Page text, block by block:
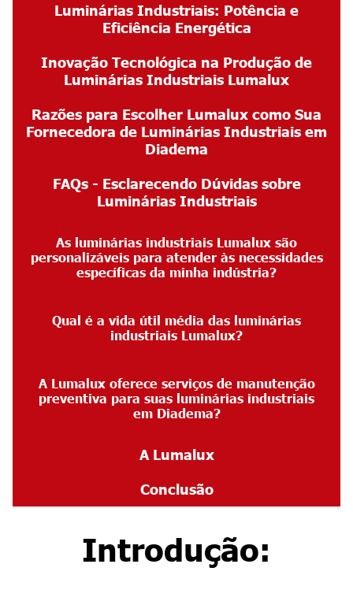
Luminárias Industriais: Potência e
Eficiência Energética
Inovação Tecnológica na Produção de
Luminárias Industriais Lumalux
Razões para Escolher Lumalux como Sua
Fornecedora de Luminárias Industriais em
Diadema
FAQs - Esclarecendo Dúvidas sobre
Luminárias Industriais
As luminárias industriais Lumalux são
personalizáveis para atender às necessidades
específicas da minha indústria?
Qual é a vida útil média das luminárias
industriais Lumalux?
A Lumalux oferece serviços de manutenção
preventiva para suas luminárias industriais
em Diadema?
A Lumalux
Conclusão
Introdução: